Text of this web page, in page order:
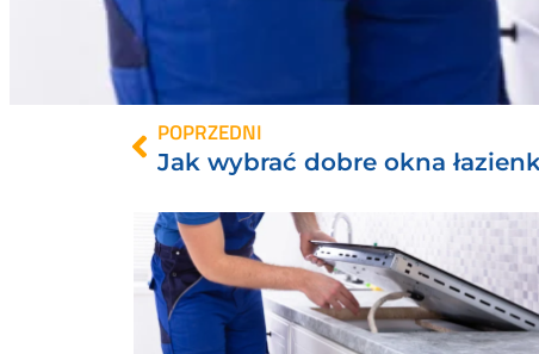
POPRZEDNI
Jak wybrać dobre okna